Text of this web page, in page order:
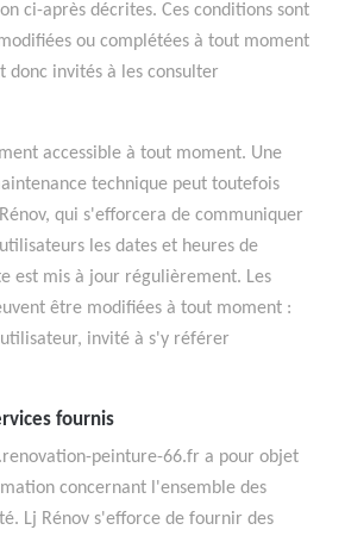
ci-après décrites. Ces conditions sont
ou complétées à tout moment
donc invités à les consulter
accessible à tout moment. Une
technique peut toutefois
qui s'efforcera de communiquer
les dates et heures de
est mis à jour régulièrement. Les
être modifiées à tout moment :
invité à s'y référer
fournis
peinture-66.fr a pour objet
concernant l'ensemble des
Lj Rénov s'efforce de fournir des